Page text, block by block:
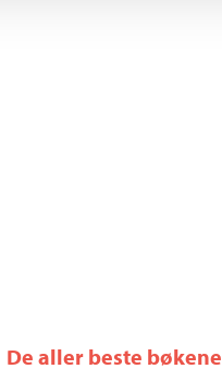
De aller beste bøkene